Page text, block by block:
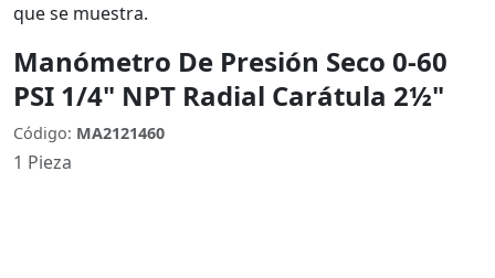
que se muestra.
Manómetro De Presión Seco 0-60
PSI 1/4" NPT Radial Carátula 2½"
Código: MA2121460
1 Pieza